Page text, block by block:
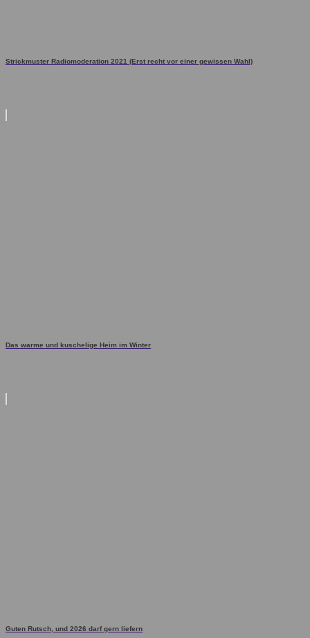
Strickmuster Radiomoderation 2021 (Erst recht vor einer gewissen Wahl)
Das warme und kuschelige Heim im Winter
Guten Rutsch, und 2026 darf gern liefern